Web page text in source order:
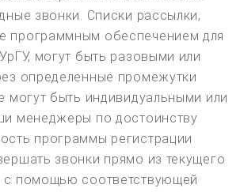
звонки. Списки рассылки,
программным обеспечением для
могут быть разовыми или
определенные промежутки
могут быть индивидуальными или
менеджеры по достоинству
программы регистрации
звонки прямо из текущего
с помощью соответствующей